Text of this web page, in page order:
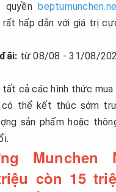
quyền
hấp dẫn với giá trị
từ 08/08 - 31/08/
cả các hình thức mua
có thể kết thúc sớm
sản phẩm hoặc
Munchen
còn 15